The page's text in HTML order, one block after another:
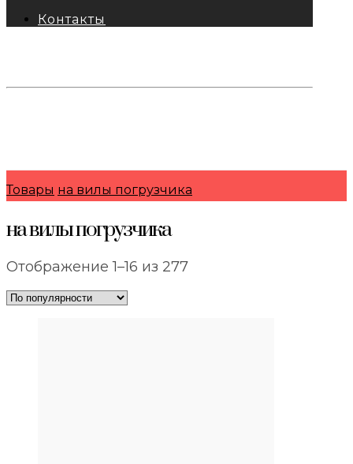
Контакты
Товары на вилы погрузчика
на вилы погрузчика
Отображение 1–16 из 277Сортировка: